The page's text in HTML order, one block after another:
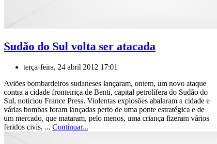
Sudão do Sul volta ser atacada
terça-feira, 24 abril 2012 17:01
Aviões bombardeiros sudaneses lançaram, ontem, um novo ataque
contra a cidade fronteiriça de Benti, capital petrolífera do Sudão do
Sul, noticiou France Press. Violentas explosões abalaram a cidade e
várias bombas foram lançadas perto de uma ponte estratégica e de
um mercado, que mataram, pelo menos, uma criança fizeram vários
feridos civis, ... Continuar...